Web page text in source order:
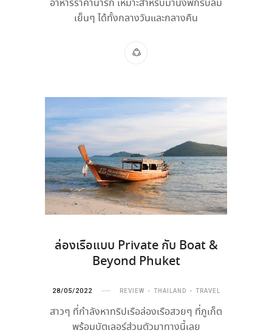
อาหารราคาน่ารัก เหมาะสำหรับมานั่งพักรับลม
เย็นๆ ได้ทั้งกลางวันและกลางคืน
ล่องเรือแบบ Private กับ Boat &
Beyond Phuket
28/05/2022 REVIEW THAILAND TRAVEL
สาวๆ ที่กำลังหาทริปเรือล่องเรือสวยๆ ที่ภูเก็ต
พร้อมบัตเลอร์ส่วนตัวมาทางนี้เลย